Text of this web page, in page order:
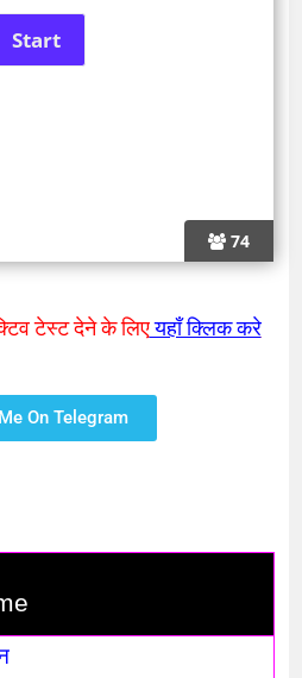
74
टेस्ट देने के लिएयहाँ क्लिक करे
On Telegram